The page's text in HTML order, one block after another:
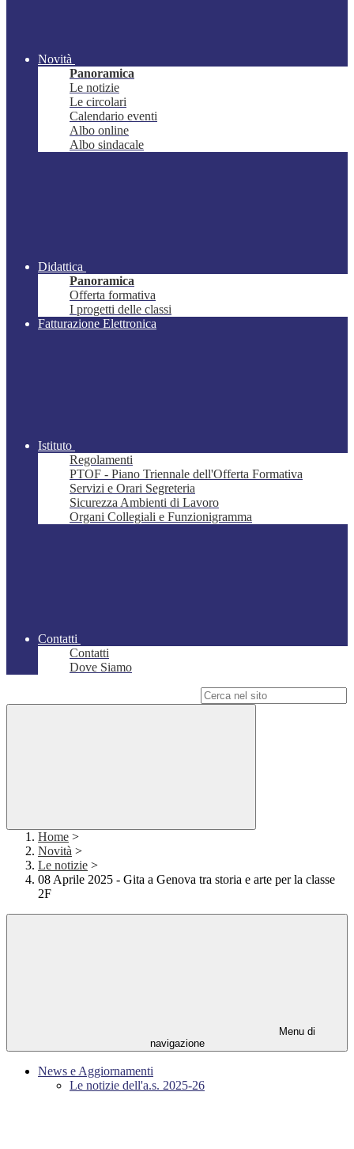
Novità
Panoramica
Le notizie
Le circolari
Calendario eventi
Albo online
Albo sindacale
Didattica
Panoramica
Offerta formativa
I progetti delle classi
Fatturazione Elettronica
Istituto
Regolamenti
PTOF - Piano Triennale dell'Offerta Formativa
Servizi e Orari Segreteria
Sicurezza Ambienti di Lavoro
Organi Collegiali e Funzionigramma
Contatti
Contatti
Dove Siamo
Home >
Novità >
Le notizie >
08 Aprile 2025 - Gita a Genova tra storia e arte per la classe
2F
Menu di
navigazione
News e Aggiornamenti
Le notizie dell'a.s. 2025-26